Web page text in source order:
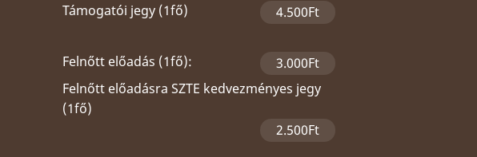
Támogatói jegy (1fő)
4.500Ft
Felnőtt előadás (1fő):
3.000Ft
Felnőtt előadásra SZTE kedvezményes jegy
(1fő)
2.500Ft